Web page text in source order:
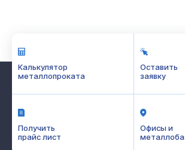
Калькулятор
металлопроката
Оставить
заявку
Получить
прайс лист
Офисы и